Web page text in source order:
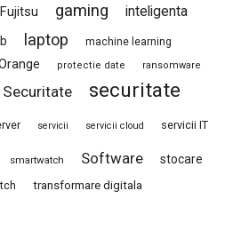
Fujitsu gaming
inteligenta
laptop machine learning
protectie date ransomware
Securitate
securitate
servicii servicii cloud servicii IT
smartwatch Software stocare
transformare digitala